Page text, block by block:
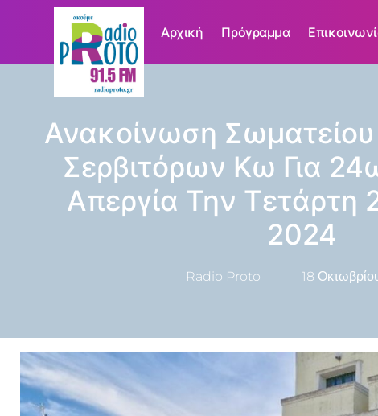
Αρχική Πρόγραμμα
Ανακοίνωση
Σερβιτόρων Κω Για
Απεργία Την
2024
Radio Proto 18